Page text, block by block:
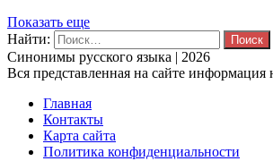
Показать еще
Найти:
Синонимы русского языка | 2026
Вся представленная на сайте
Главная
Контакты
Карта сайта
Политика конфиденциальности